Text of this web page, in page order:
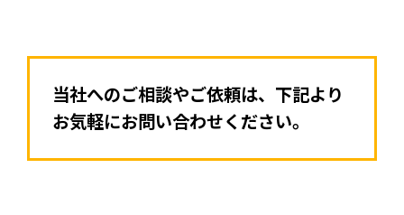
当社へのご相談やご依頼は、下記より
お気軽にお問い合わせください。